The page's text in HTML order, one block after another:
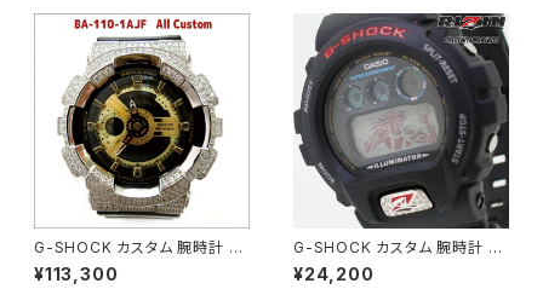
G-SHOCK カスタム 腕時計 B
A110-1A BA110-013
¥113,300
G-SHOCK カスタム 腕時計 D
W6900-1V RIZIN-010 ライジ
ン オフィシャル コラボ 腕時計
¥24,200